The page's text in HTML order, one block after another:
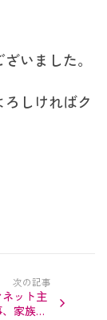
いました。
しければク
次の記事
ット主
家族、